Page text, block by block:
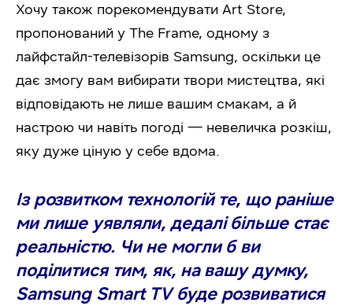
Хочу також порекомендувати Art Store,
пропонований у The Frame, одному з
лайфстайл-телевізорів Samsung, оскільки це
дає змогу вам вибирати твори мистецтва, які
відповідають не лише вашим смакам, а й
настрою чи навіть погоді — невеличка розкіш,
яку дуже ціную у себе вдома.
Із розвитком технологій те, що раніше
ми лише уявляли, дедалі більше стає
реальністю. Чи не могли б ви
поділитися тим, як, на вашу думку,
Samsung Smart TV буде розвиватися